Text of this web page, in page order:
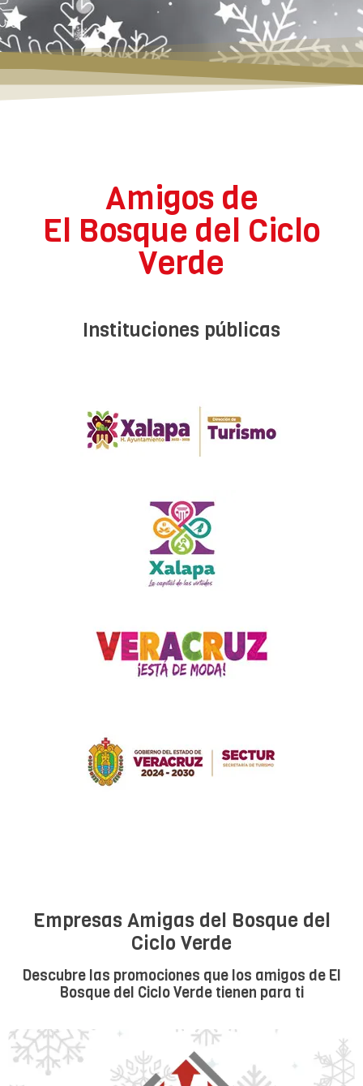
Amigos de
El Bosque del Ciclo
Verde
Instituciones públicas
Empresas Amigas del Bosque del
Ciclo Verde
Descubre las promociones que los amigos de El
Bosque del Ciclo Verde tienen para ti